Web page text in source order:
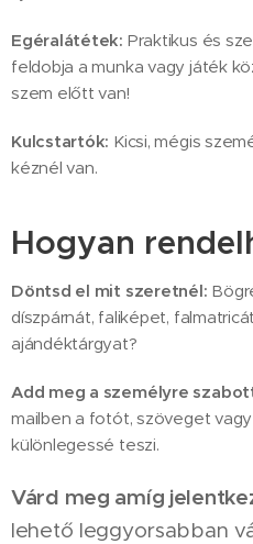
Egéralátétek: Praktikus és
feldobja a munka vagy játék
szem előtt van!
Kulcstartók: Kicsi, mégis
kéznél van.
Hogyan
Döntsd el mit szeretnél:
díszpárnát, faliképet,
ajándéktárgyat?
Add meg a személyre
mailben a fotót, szöveget
különlegessé teszi.
Várd meg amíg
lehető leggyorsabban